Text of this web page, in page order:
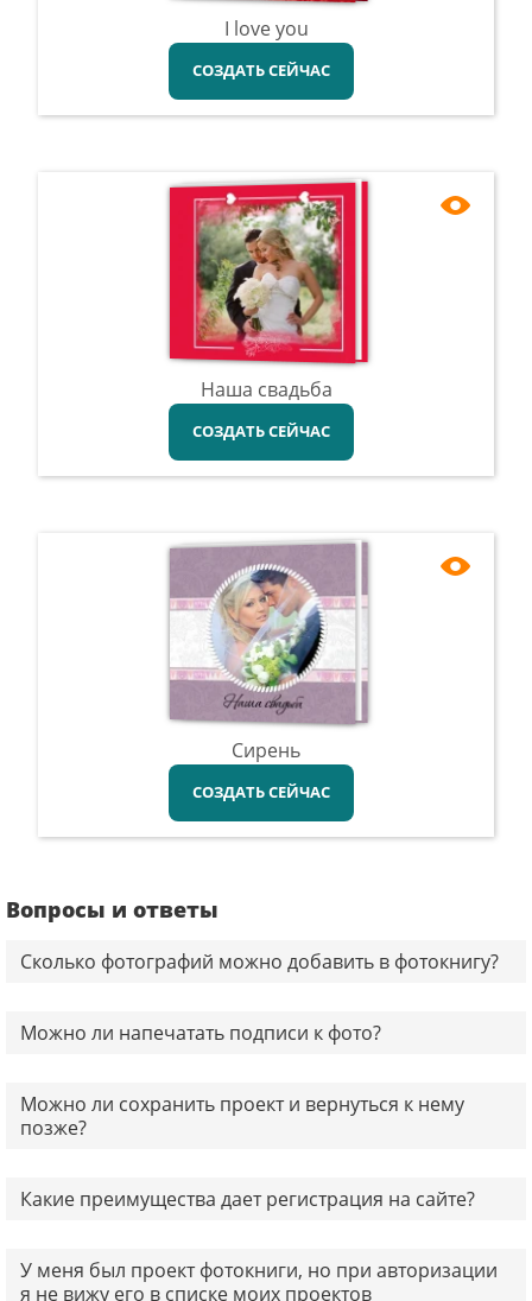
I love you
СОЗДАТЬ СЕЙЧАС
Наша свадьба
СОЗДАТЬ СЕЙЧАС
Сирень
СОЗДАТЬ СЕЙЧАС
Вопросы и ответы
Сколько фотографий можно добавить в фотокнигу?
Можно ли напечатать подписи к фото?
Можно ли сохранить проект и вернуться к нему
позже?
Какие преимущества дает регистрация на сайте?
У меня был проект фотокниги, но при авторизации
я не вижу его в списке моих проектов